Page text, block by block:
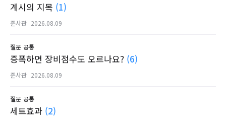
계시의 지목 (1)
준사관 2026.08.09
질문 공통
증폭하면 장비점수도 오르나요? (6)
준사관 2026.08.09
질문 공통
세트효과 (2)